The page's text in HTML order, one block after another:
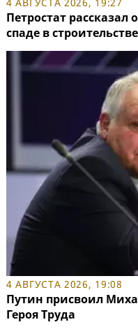
Петростат
спаде в
4 АВГУСТА 2026, 19:08
Путин присвоил
Героя Труда